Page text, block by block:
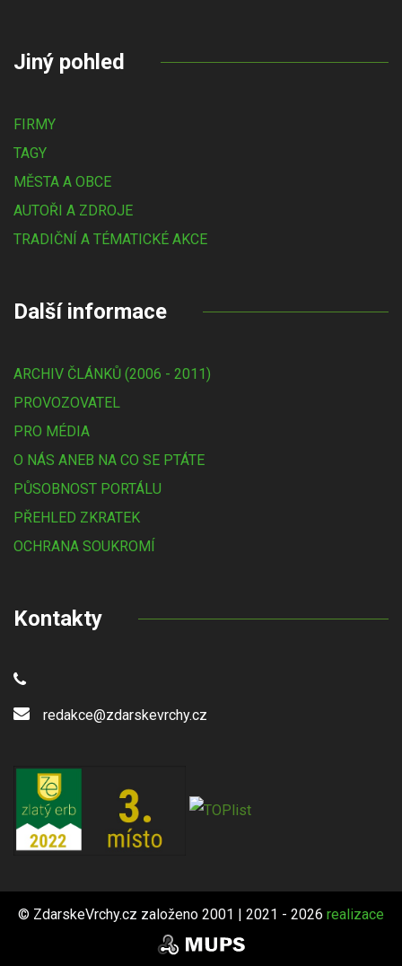
Jiný pohled
FIRMY
TAGY
MĚSTA A OBCE
AUTOŘI A ZDROJE
TRADIČNÍ A TÉMATICKÉ AKCE
Další informace
ARCHIV ČLÁNKŮ (2006 - 2011)
PROVOZOVATEL
PRO MÉDIA
O NÁS ANEB NA CO SE PTÁTE
PŮSOBNOST PORTÁLU
PŘEHLED ZKRATEK
OCHRANA SOUKROMÍ
Kontakty
redakce@zdarskevrchy.cz
© ZdarskeVrchy.cz založeno 2001 | 2021 - 2026 realizace